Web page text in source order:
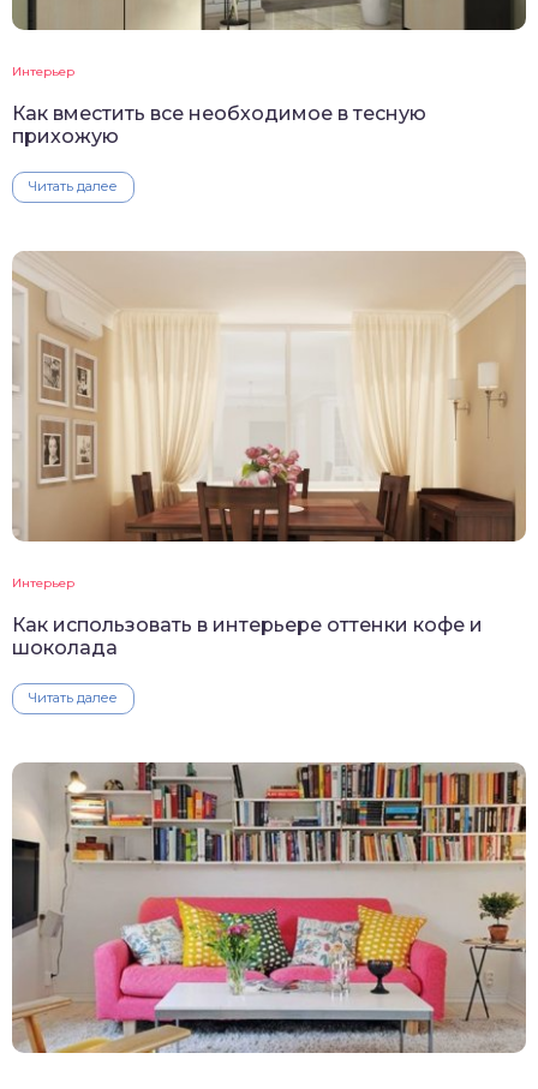
Интерьер
Как вместить все необходимое в тесную
прихожую
Читать далее
Интерьер
Как использовать в интерьере оттенки кофе и
шоколада
Читать далее